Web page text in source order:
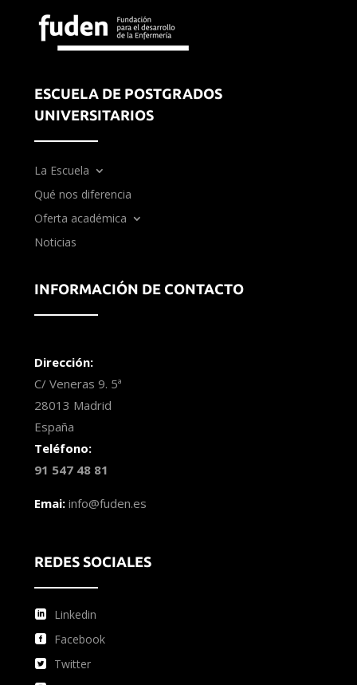
ESCUELA DE POSTGRADOS
UNIVERSITARIOS
La Escuela
Qué nos diferencia
Oferta académica
Noticias
INFORMACIÓN DE CONTACTO
Dirección:
C/ Veneras 9. 5ª
28013 Madrid
España
Teléfono:
91 547 48 81
Emai: info@fuden.es
REDES SOCIALES
Linkedin
Facebook
Twitter